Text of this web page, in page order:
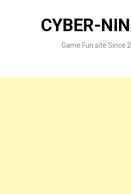
CYBER-
Game Fun site Since